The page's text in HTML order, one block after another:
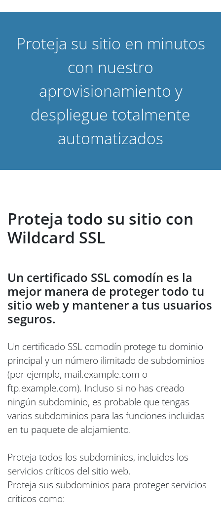
Proteja su sitio en minutos
con nuestro
aprovisionamiento y
despliegue totalmente
automatizados
Proteja todo su sitio con
Wildcard SSL
Un certificado SSL comodín es la
mejor manera de proteger todo tu
sitio web y mantener a tus usuarios
seguros.
Un certificado SSL comodín protege tu dominio
principal y un número ilimitado de subdominios
(por ejemplo, mail.example.com o
ftp.example.com). Incluso si no has creado
ningún subdominio, es probable que tengas
varios subdominios para las funciones incluidas
en tu paquete de alojamiento.
Proteja todos los subdominios, incluidos los
servicios críticos del sitio web.
Proteja sus subdominios para proteger servicios
críticos como: